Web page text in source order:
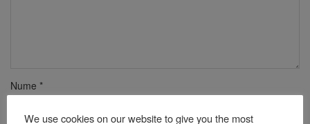
Nume *
We use cookies on our website to give you the most